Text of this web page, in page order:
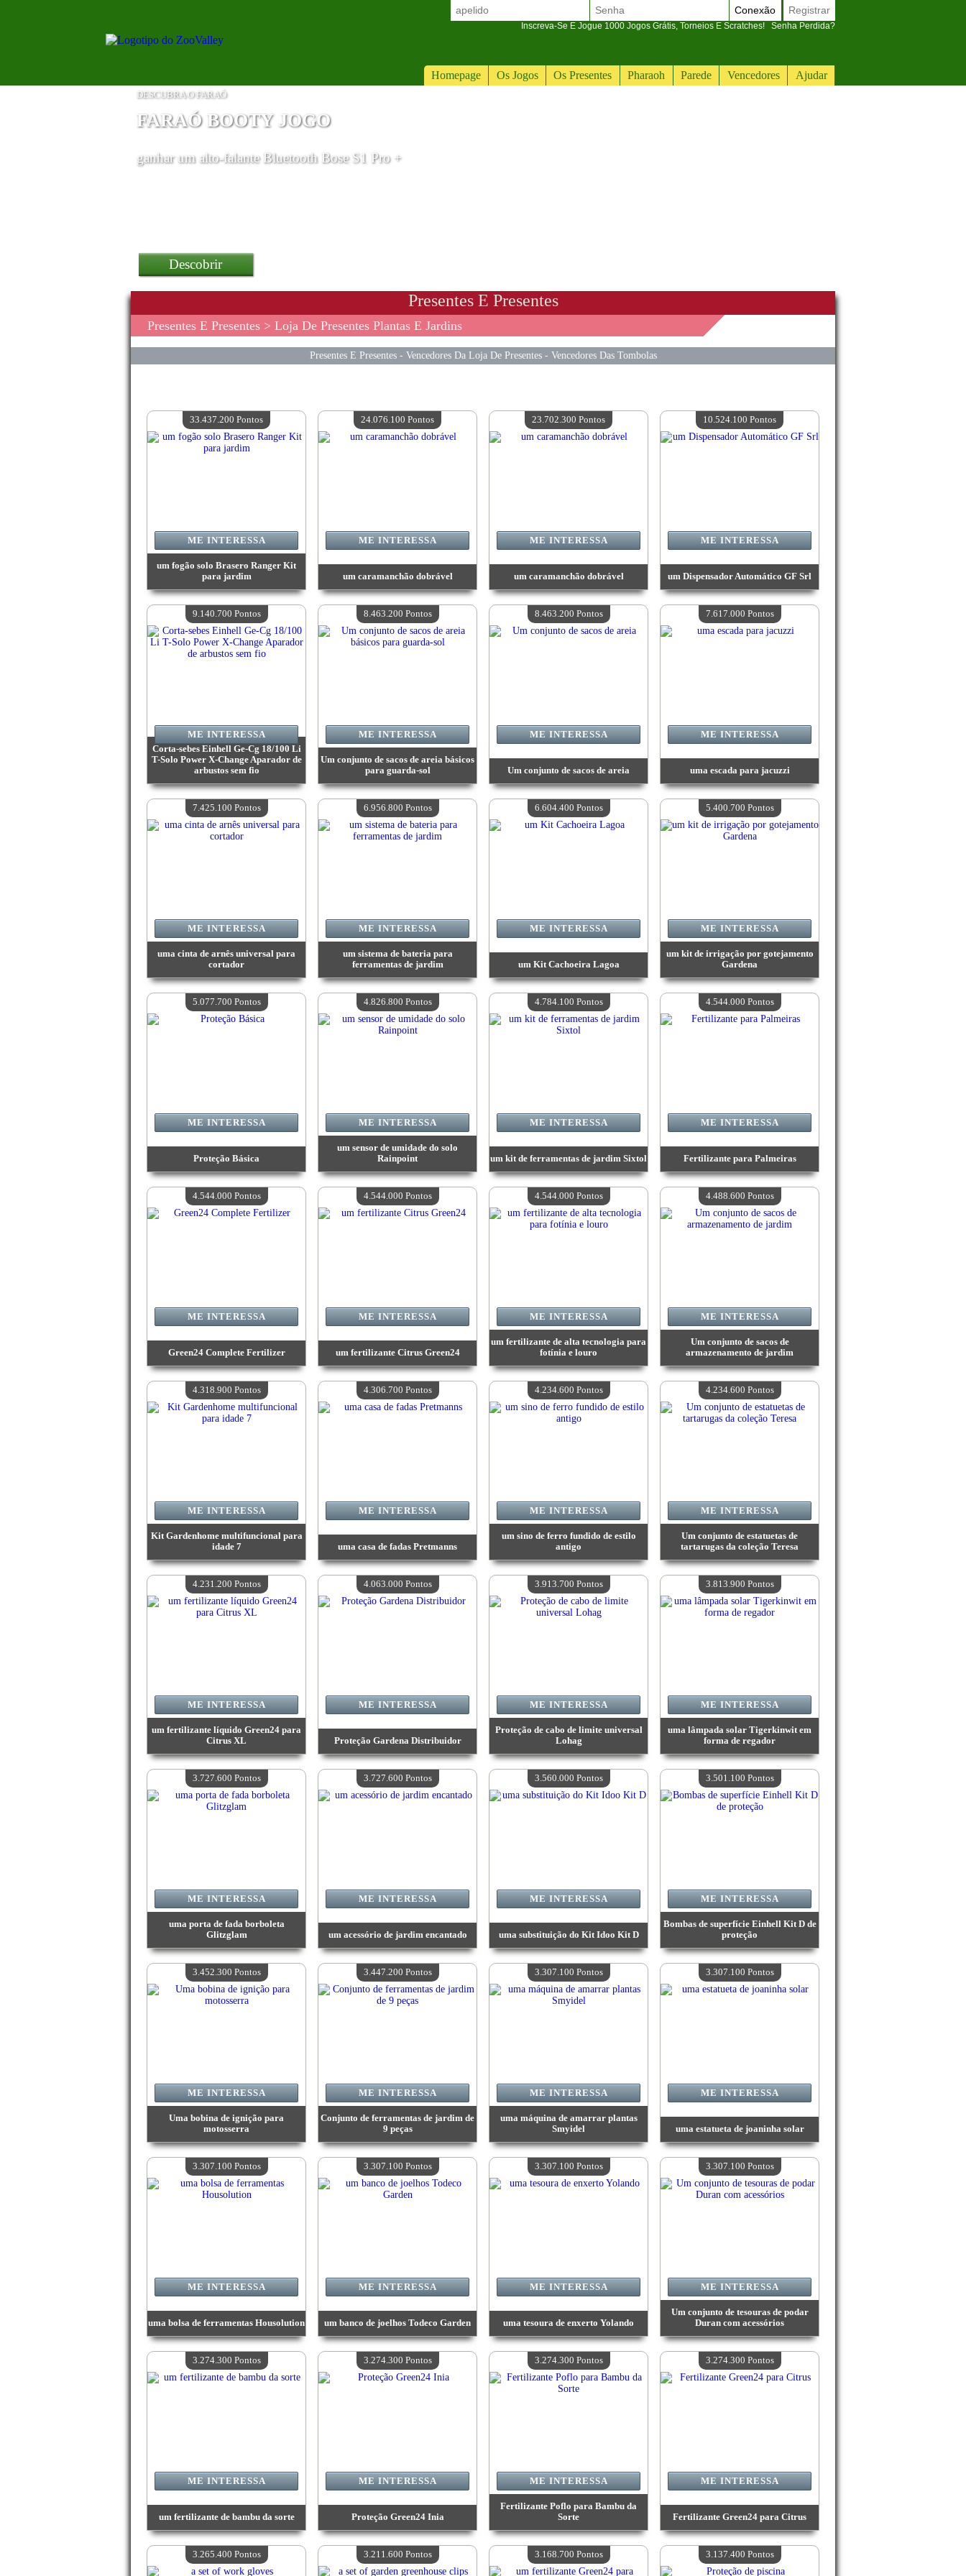
Homepage Os Jogos Os Presentes Pharaoh Parede Vencedores Ajudar
Conexão Registrar
Inscreva-Se E Jogue 1000 Jogos Grátis, Torneios E Scratches! Senha Perdida?
DESCUBRA O FARAÓ
FARAÓ BOOTY JOGO
ganhar um alto-falante Bluetooth Bose S1 Pro +
Descobrir
Presentes E Presentes
Presentes E Presentes > Loja De Presentes Plantas E Jardins
Presentes E Presentes- Vencedores Da Loja De Presentes- Vencedores Das Tombolas
um fogão solo Brasero Ranger Kit
para jardim
Valor:33 437 200 Pontos
Quantidade disponível:4
ME INTERESSA
33.437.200 Pontos
um caramanchão dobrável
Valor:24 076 100 Pontos
Quantidade disponível:4
ME INTERESSA
24.076.100 Pontos
um caramanchão dobrável
Valor:23 702 300 Pontos
Quantidade disponível:4
ME INTERESSA
23.702.300 Pontos
um Dispensador Automático GF Srl
Valor:10 524 100 Pontos
Quantidade disponível:4
ME INTERESSA
10.524.100 Pontos
Corta-sebes Einhell Ge-Cg 18/100 Li
T-Solo Power X-Change Aparador de
arbustos sem fio
Valor:9 140 700 Pontos
Quantidade disponível:4
ME INTERESSA
9.140.700 Pontos
Um conjunto de sacos de areia básicos
para guarda-sol
Valor:8 463 200 Pontos
Quantidade disponível:4
ME INTERESSA
8.463.200 Pontos
Um conjunto de sacos de areia
Valor:8 463 200 Pontos
Quantidade disponível:4
ME INTERESSA
8.463.200 Pontos
uma escada para jacuzzi
Valor:7 617 000 Pontos
Quantidade disponível:4
ME INTERESSA
7.617.000 Pontos
uma cinta de arnês universal para
cortador
Valor:7 425 100 Pontos
Quantidade disponível:4
ME INTERESSA
7.425.100 Pontos
um sistema de bateria para
ferramentas de jardim
Valor:6 956 800 Pontos
Quantidade disponível:4
ME INTERESSA
6.956.800 Pontos
um Kit Cachoeira Lagoa
Valor:6 604 400 Pontos
Quantidade disponível:4
ME INTERESSA
6.604.400 Pontos
um kit de irrigação por gotejamento
Gardena
Valor:5 400 700 Pontos
Quantidade disponível:4
ME INTERESSA
5.400.700 Pontos
Proteção Básica
Valor:5 077 700 Pontos
Quantidade disponível:4
ME INTERESSA
5.077.700 Pontos
um sensor de umidade do solo
Rainpoint
Valor:4 826 800 Pontos
Quantidade disponível:4
ME INTERESSA
4.826.800 Pontos
um kit de ferramentas de jardim Sixtol
Valor:4 784 100 Pontos
Quantidade disponível:4
ME INTERESSA
4.784.100 Pontos
Fertilizante para Palmeiras
Valor:4 544 000 Pontos
Quantidade disponível:4
ME INTERESSA
4.544.000 Pontos
Green24 Complete Fertilizer
Valor:4 544 000 Pontos
Quantidade disponível:4
ME INTERESSA
4.544.000 Pontos
um fertilizante Citrus Green24
Valor:4 544 000 Pontos
Quantidade disponível:4
ME INTERESSA
4.544.000 Pontos
um fertilizante de alta tecnologia para
fotínia e louro
Valor:4 544 000 Pontos
Quantidade disponível:4
ME INTERESSA
4.544.000 Pontos
Um conjunto de sacos de
armazenamento de jardim
Valor:4 488 600 Pontos
Quantidade disponível:4
ME INTERESSA
4.488.600 Pontos
Kit Gardenhome multifuncional para
idade 7
Valor:4 318 900 Pontos
Quantidade disponível:4
ME INTERESSA
4.318.900 Pontos
uma casa de fadas Pretmanns
Valor:4 306 700 Pontos
Quantidade disponível:4
ME INTERESSA
4.306.700 Pontos
um sino de ferro fundido de estilo
antigo
Valor:4 234 600 Pontos
Quantidade disponível:4
ME INTERESSA
4.234.600 Pontos
Um conjunto de estatuetas de
tartarugas da coleção Teresa
Valor:4 234 600 Pontos
Quantidade disponível:4
ME INTERESSA
4.234.600 Pontos
um fertilizante líquido Green24 para
Citrus XL
Valor:4 231 200 Pontos
Quantidade disponível:4
ME INTERESSA
4.231.200 Pontos
Proteção Gardena Distribuidor
Valor:4 063 000 Pontos
Quantidade disponível:4
ME INTERESSA
4.063.000 Pontos
Proteção de cabo de limite universal
Lohag
Valor:3 913 700 Pontos
Quantidade disponível:4
ME INTERESSA
3.913.700 Pontos
uma lâmpada solar Tigerkinwit em
forma de regador
Valor:3 813 900 Pontos
Quantidade disponível:4
ME INTERESSA
3.813.900 Pontos
uma porta de fada borboleta
Glitzglam
Valor:3 727 600 Pontos
Quantidade disponível:4
ME INTERESSA
3.727.600 Pontos
um acessório de jardim encantado
Valor:3 727 600 Pontos
Quantidade disponível:4
ME INTERESSA
3.727.600 Pontos
uma substituição do Kit Idoo Kit D
Valor:3 560 000 Pontos
Quantidade disponível:4
ME INTERESSA
3.560.000 Pontos
Bombas de superfície Einhell Kit D de
proteção
Valor:3 501 100 Pontos
Quantidade disponível:4
ME INTERESSA
3.501.100 Pontos
Uma bobina de ignição para
motosserra
Valor:3 452 300 Pontos
Quantidade disponível:4
ME INTERESSA
3.452.300 Pontos
Conjunto de ferramentas de jardim de
9 peças
Valor:3 447 200 Pontos
Quantidade disponível:4
ME INTERESSA
3.447.200 Pontos
uma máquina de amarrar plantas
Smyidel
Valor:3 307 100 Pontos
Quantidade disponível:4
ME INTERESSA
3.307.100 Pontos
uma estatueta de joaninha solar
Valor:3 307 100 Pontos
Quantidade disponível:4
ME INTERESSA
3.307.100 Pontos
uma bolsa de ferramentas Housolution
Valor:3 307 100 Pontos
Quantidade disponível:4
ME INTERESSA
3.307.100 Pontos
um banco de joelhos Todeco Garden
Valor:3 307 100 Pontos
Quantidade disponível:4
ME INTERESSA
3.307.100 Pontos
uma tesoura de enxerto Yolando
Valor:3 307 100 Pontos
Quantidade disponível:4
ME INTERESSA
3.307.100 Pontos
Um conjunto de tesouras de podar
Duran com acessórios
Valor:3 307 100 Pontos
Quantidade disponível:4
ME INTERESSA
3.307.100 Pontos
um fertilizante de bambu da sorte
Valor:3 274 300 Pontos
Quantidade disponível:4
ME INTERESSA
3.274.300 Pontos
Proteção Green24 Inia
Valor:3 274 300 Pontos
Quantidade disponível:4
ME INTERESSA
3.274.300 Pontos
Fertilizante Poflo para Bambu da
Sorte
Valor:3 274 300 Pontos
Quantidade disponível:4
ME INTERESSA
3.274.300 Pontos
Fertilizante Green24 para Citrus
Valor:3 274 300 Pontos
Quantidade disponível:4
ME INTERESSA
3.274.300 Pontos
3.265.400 Pontos 3.211.600 Pontos 3.168.700 Pontos 3.137.400 Pontos